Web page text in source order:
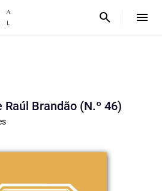
Raúl Brandão (N.º 46)